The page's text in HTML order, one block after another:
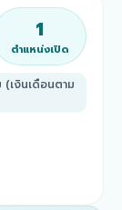
1
ตำแหน่งเปิด
เงินเดือนตาม